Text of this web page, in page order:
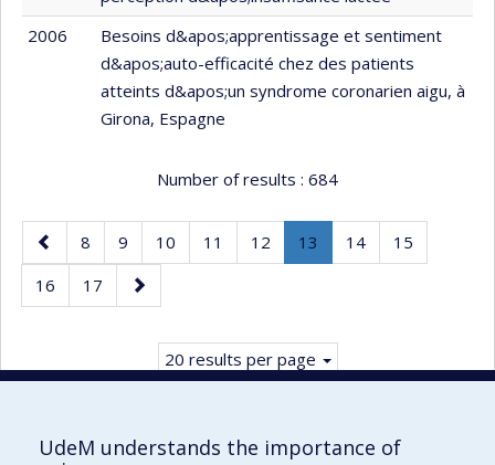
2006
Besoins d&apos;apprentissage et sentiment
d&apos;auto-efficacité chez des patients
atteints d&apos;un syndrome coronarien aigu, à
Girona, Espagne
Number of results : 684
Previous
page
Page
8 Page
9 Page
10 Page
11 Page
12 Page
13
Current
Page
14 Page
15
Page
16 Page
17
Next
page
20 results per page
UdeM understands the importance of